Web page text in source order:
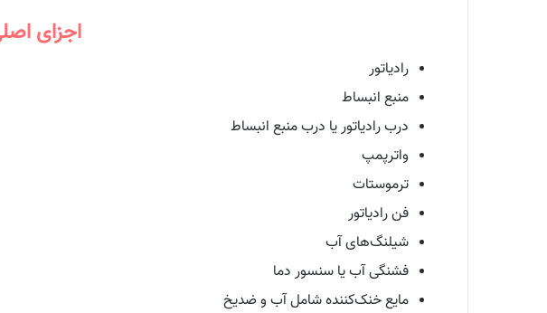
اجزای
رادیاتور
منبع انبساط
درب رادیاتور یا درب منبع انبساط
واترپمپ
ترموستات
فن رادیاتور
شیلنگ‌های آب
فشنگی آب یا سنسور دما
مایع خنک‌کننده شامل آب و ضدیخ